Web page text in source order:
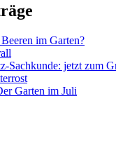
im Garten?
Sachkunde: jetzt zum
Garten im Juli